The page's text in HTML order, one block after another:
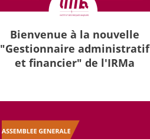
Bienvenue à la nouvelle
"Gestionnaire administratif
et financier" de l'IRMa